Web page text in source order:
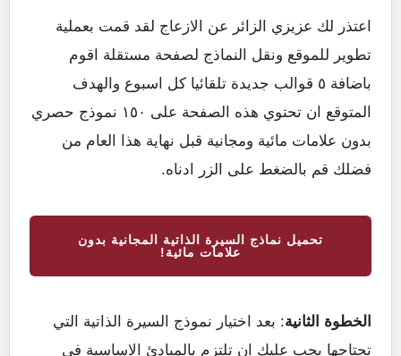
اعتذر لك عزيزي الزائر عن الازعاج لقد قمت بعملية
تطوير للموقع ونقل النماذج لصفحة مستقلة اقوم
باضافة ٥ قوالب جديدة تلقائيا كل اسبوع والهدف
المتوقع ان تحتوي هذه الصفحة على ١٥٠ نموذج حصري
بدون علامات مائية ومجانية قبل نهاية هذا العام من
فضلك قم بالضغط على الزر ادناه.
تحميل نماذج السيرة الذاتية المجانية بدون
علامات مائية!
الخطوة الثانية: بعد اختيار نموذج السيرة الذاتية التي
تحتاجها يجب عليك ان تلتزم بالمبادئ الاساسية في